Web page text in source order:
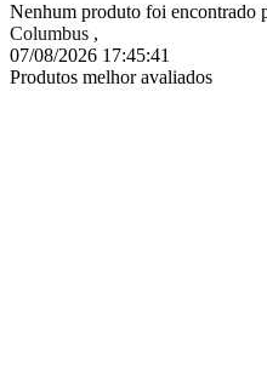
Nenhum produto foi encontrado
Columbus ,
07/08/2026 17:45:42
Produtos melhor avaliados